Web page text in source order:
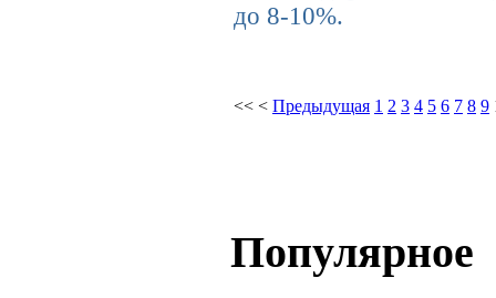
до 8-10%.
<< < Предыдущая 1 2 3 4 5 6 7 8 9
Популярное